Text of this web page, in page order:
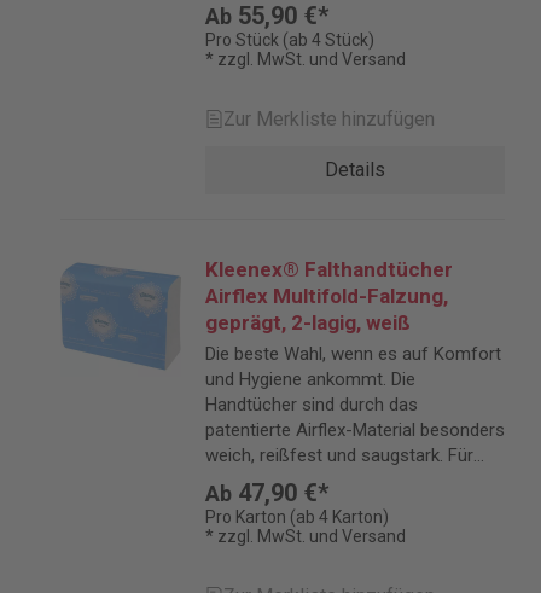
Ab 55,90 €*
Pro Stück (ab 4 Stück)
* zzgl. MwSt. und Versand
Zur Merkliste hinzufügen
Details
Kleenex® Falthandtücher
Airflex Multifold-Falzung,
geprägt, 2-lagig, weiß
Die beste Wahl, wenn es auf Komfort
und Hygiene ankommt. Die
Handtücher sind durch das
patentierte Airflex-Material besonders
weich, reißfest und saugstark. Für
besonders angenehmes
Händetrocknen.
Ab 47,90 €*
Pro Karton (ab 4 Karton)
* zzgl. MwSt. und Versand